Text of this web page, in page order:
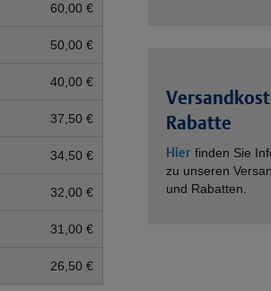
60,00 €
50,00 €
40,00 €
37,50 €
34,50 €
32,00 €
31,00 €
26,50 €
Rabatte
Hier finden Sie
zu unseren
und Rabatten.